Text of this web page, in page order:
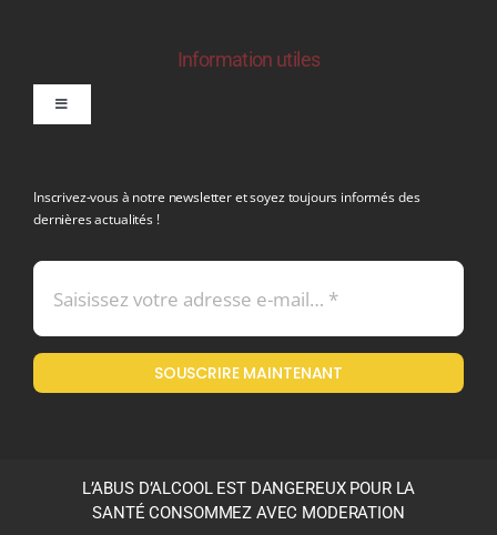
Information utiles
Toggle
Mentions légales
Politique en matière de remboursements et de retours
Inscrivez-vous à notre newsletter et soyez toujours informés des
dernières actualités !
SOUSCRIRE MAINTENANT
L’ABUS D’ALCOOL EST DANGEREUX POUR LA
SANTÉ CONSOMMEZ AVEC MODERATION